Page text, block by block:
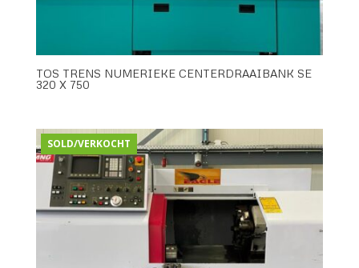
TOS TRENS NUMERIEKE CENTERDRAAIBANK SE
320 X 750
SOLD/VERKOCHT